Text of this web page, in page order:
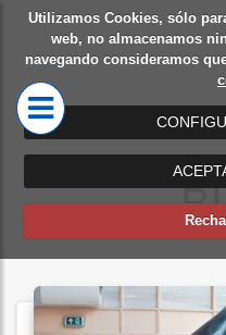
Utilizamos Cookies, sólo
web, no almacenamos
navegando consideramos
de